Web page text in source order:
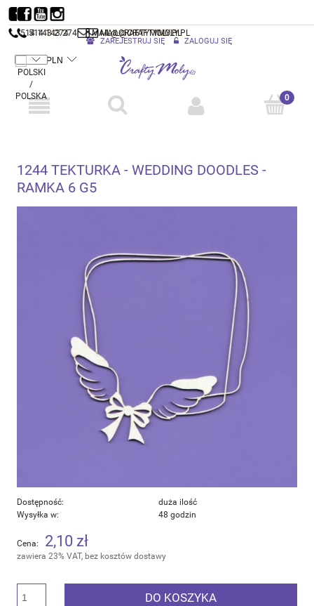
514 143 274 MAIL@CRAFTYMOLY.PL
ZAREJESTRUJ SIĘ ZALOGUJ SIĘ
514 143 274 MAIL@CRAFTYMOLY.PL
1244 TEKTURKA - WEDDING DOODLES -
RAMKA 6 G5
Dostępność:
duża ilość
Wysyłka w:
48 godzin
Cena: 2,10 zł
zawiera 23% VAT, bez kosztów dostawy
DO KOSZYKA